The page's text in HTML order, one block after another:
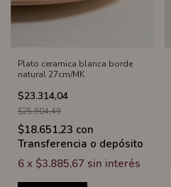
Plato ceramica blanca borde
natural 27cm/MK
$23.314,04
$25.904,49
$18.651,23 con
Transferencia o depósito
6 x $3.885,67 sin interés